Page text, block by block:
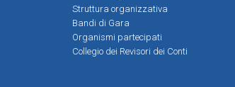
Struttura organizzativa
Bandi di Gara
Organismi partecipati
Collegio dei Revisori dei Conti